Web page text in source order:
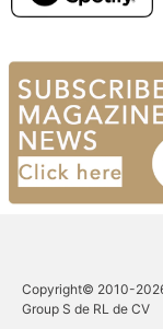
Copyright© 2010-
Group S de RL de CV